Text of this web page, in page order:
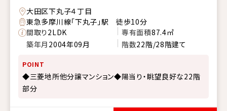
大田区下丸子４丁目
東急多摩川線「下丸子」駅 徒歩10分
間取り2LDK 専有面積87.4㎡
築年月 2004年09月 階数22階/28階建て
POINT
◆三菱地所他分譲マンション◆陽当り・眺望良好な22階
部分